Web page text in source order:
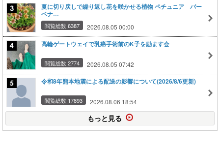
夏に切り戻しで繰り返し花を咲かせる植物 ペチュニア バー
ベナ…
閲覧総数 6387 2026.08.05 00:00
高輪ゲートウェイで乳癌手術前のK子を励ます会
閲覧総数 2774 2026.08.05 07:42
令和8年熊本地震による配送の影響について(2026/8/6更新)
閲覧総数 17893 2026.08.06 18:54
もっと見る